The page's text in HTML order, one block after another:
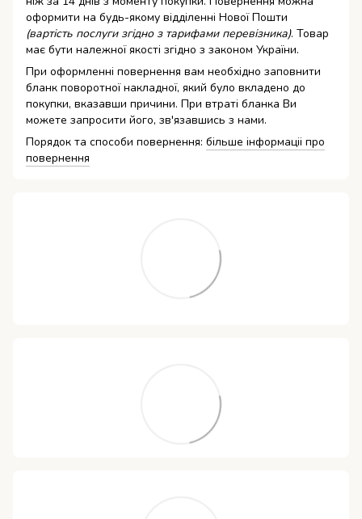
оформити на будь-якому відділенні Нової Пошти
(вартість послуги згідно з тарифами перевізника). Товар
має бути належної якості згідно з законом України.
При оформленні повернення вам необхідно заповнити
бланк поворотної накладної, який було вкладено до
покупки, вказавши причини. При втраті бланка Ви
можете запросити його, зв'язавшись з нами.
Порядок та способи повернення: більше інформаціі про
повернення